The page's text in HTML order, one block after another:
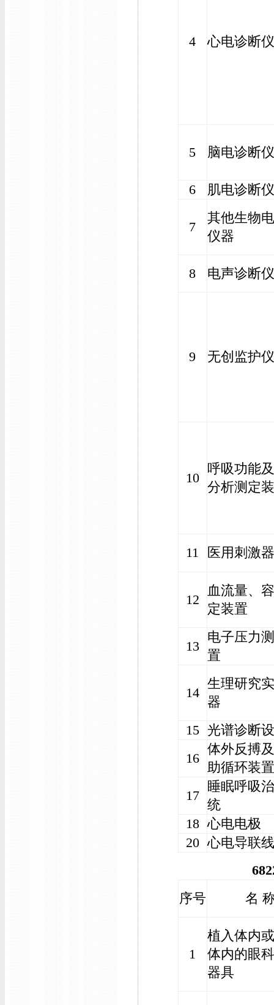
4 心电诊断
5 脑电诊断
6 肌电诊断
7
其他生物
仪器
8 电声诊断
9 无创监护
10
呼吸功能
分析测定
11 医用刺激器
12
血流量、
定装置
13
电子压力
置
14
生理研究
器
15 光谱诊断
16
体外反搏
助循环装置
17
睡眠呼吸
统
18 心电电极
20 心电导联线
序号
名
1
植入体内
体内的眼
器具